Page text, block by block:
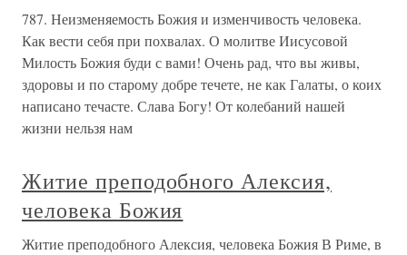
787. Неизменяемость Божия и изменчивость человека.
Как вести себя при похвалах. О молитве Иисусовой
Милость Божия буди с вами! Очень рад, что вы живы,
здоровы и по старому добре течете, не как Галаты, о коих
написано течасте. Слава Богу! От колебаний нашей
жизни нельзя нам
Житие преподобного Алексия,
человека Божия
Житие преподобного Алексия, человека Божия В Риме, в